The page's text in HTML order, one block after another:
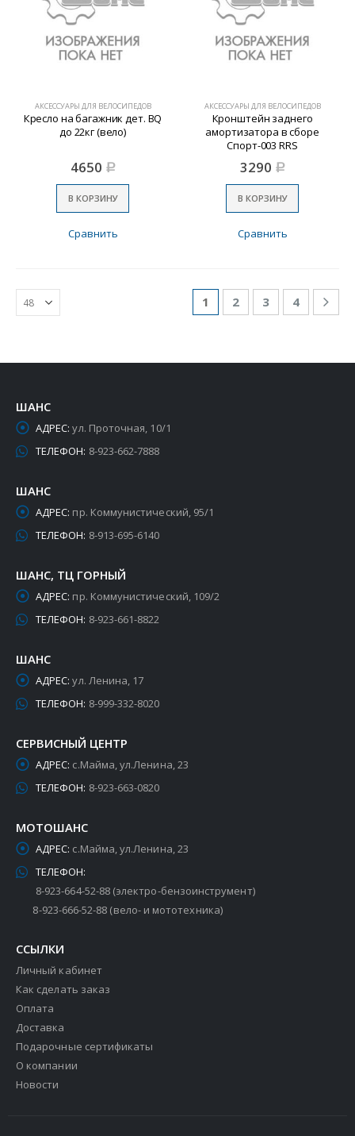
АКСЕССУАРЫ ДЛЯ ВЕЛОСИПЕДОВ
Кресло на багажник дет. BQ
до 22кг (вело)
4650 Р
В КОРЗИНУ
Сравнить
АКСЕССУАРЫ ДЛЯ ВЕЛОСИПЕДОВ
Кронштейн заднего
амортизатора в сборе
Спорт-003 RRS
3290 Р
В КОРЗИНУ
Сравнить
1 2 3 4
ШАНС
АДРЕС: ул. Проточная, 10/1
ТЕЛЕФОН: 8-923-662-7888
ШАНС
АДРЕС: пр. Коммунистический, 95/1
ТЕЛЕФОН: 8-913-695-6140
ШАНС, ТЦ ГОРНЫЙ
АДРЕС: пр. Коммунистический, 109/2
ТЕЛЕФОН: 8-923-661-8822
ШАНС
АДРЕС: ул. Ленина, 17
ТЕЛЕФОН: 8-999-332-8020
СЕРВИСНЫЙ ЦЕНТР
АДРЕС: с.Майма, ул.Ленина, 23
ТЕЛЕФОН: 8-923-663-0820
МОТОШАНС
АДРЕС: с.Майма, ул.Ленина, 23
ТЕЛЕФОН:
8-923-664-52-88 (электро-бензоинструмент)
8-923-666-52-88 (вело- и мототехника)
ССЫЛКИ
Личный кабинет
Как сделать заказ
Оплата
Доставка
Подарочные сертификаты
О компании
Новости